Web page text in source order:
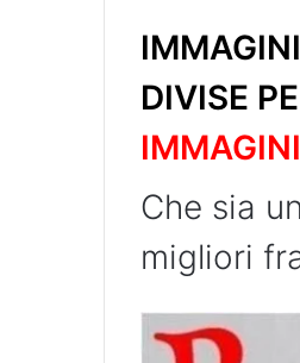
DIVISE
Che sia
migliori